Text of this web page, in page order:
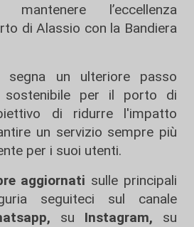
l’eccellenza
di Alassio con la Bandiera
segna un ulteriore passo
per il porto di
di ridurre l'impatto
un servizio sempre più
per i suoi utenti.
aggiornati sulle principali
seguiteci sul canale
su Instagram, su